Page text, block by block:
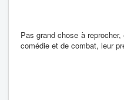
Pas grand chose à
comédie et de combat, leur